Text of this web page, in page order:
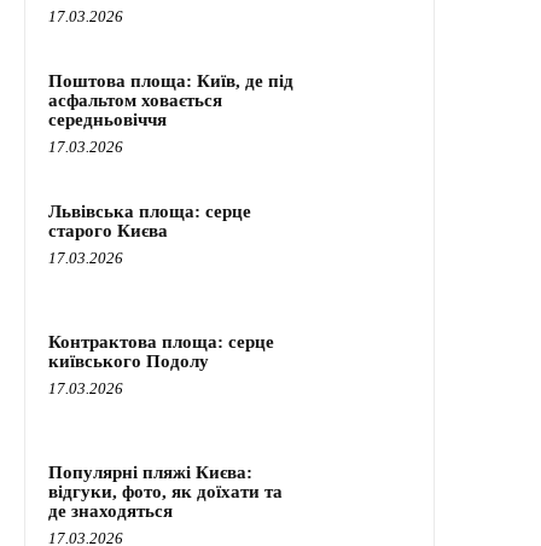
17.03.2026
Поштова площа: Київ, де під
асфальтом ховається
середньовіччя
17.03.2026
Львівська площа: серце
старого Києва
17.03.2026
Контрактова площа: серце
київського Подолу
17.03.2026
Популярні пляжі Києва:
відгуки, фото, як доїхати та
де знаходяться
17.03.2026